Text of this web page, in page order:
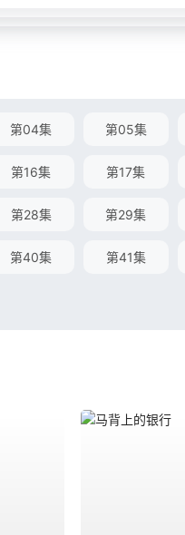
第04集 第05集
第16集 第17集
第28集 第29集
第40集 第41集